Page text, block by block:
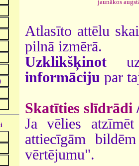
jaunākos
Atlasīto attēlu
pilnā izmērā.
Uzklikšķinot
informāciju par
Skatīties slīdrādi
Ja vēlies
attiecīgām
vērtējumu".